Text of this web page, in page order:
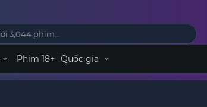
Phim 18+ Quốc gia